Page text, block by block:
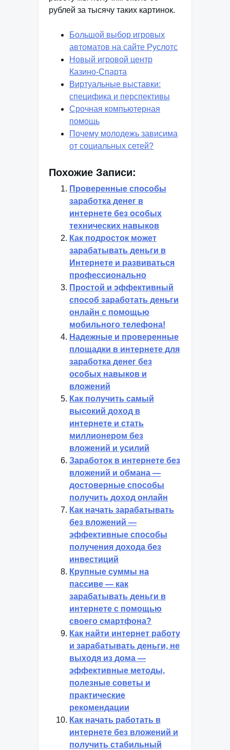
рублей за тысячу таких картинок.
Большой выбор игровых
автоматов на сайте Руслотс
Новый игровой центр
Казино-Спарта
Виртуальные выставки:
специфика и перспективы
Срочная компьютерная
помощь
Почему молодежь зависима
от социальных сетей?
Похожие Записи:
Проверенные способы
заработка денег в
интернете без особых
технических навыков
Как подросток может
зарабатывать деньги в
Интернете и развиваться
профессионально
Простой и эффективный
способ заработать деньги
онлайн с помощью
мобильного телефона!
Надежные и проверенные
площадки в интернете для
заработка денег без
особых навыков и
вложений
Как получить самый
высокий доход в
интернете и стать
миллионером без
вложений и усилий
Заработок в интернете без
вложений и обмана —
достоверные способы
получить доход онлайн
Как начать зарабатывать
без вложений —
эффективные способы
получения дохода без
инвестиций
Крупные суммы на
пассиве — как
зарабатывать деньги в
интернете с помощью
своего смартфона?
Как найти интернет работу
и зарабатывать деньги, не
выходя из дома —
эффективные методы,
полезные советы и
практические
рекомендации
Как начать работать в
интернете без вложений и
получить стабильный